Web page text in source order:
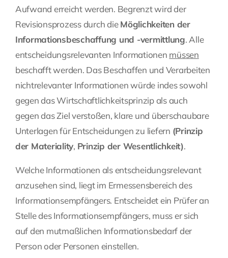
Aufwand erreicht werden. Begrenzt wird der
Revisionsprozess durch dieMöglichkeiten der
Informationsbeschaffung und -vermittlung. Alle
entscheidungsrelevanten Informationen müssen
beschafft werden. Das Beschaffen und Verarbeiten
nichtrelevanter Informationen würde indes sowohl
gegen das Wirtschaftlichkeitsprinzip als auch
gegen das Ziel verstoßen, klare und überschaubare
Unterlagen für Entscheidungen zu liefern (Prinzip
der Materiality, Prinzip der Wesentlichkeit).
Welche Informationen als entscheidungsrelevant
anzusehen sind, liegt im Ermessensbereich des
Informationsempfängers. Entscheidet ein Prüfer an
Stelle des Informationsempfängers, muss er sich
auf den mutmaßlichen Informationsbedarf der
Person oder Personen einstellen.